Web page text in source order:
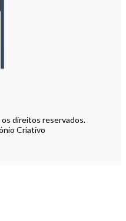
direitos reservados.
Criativo